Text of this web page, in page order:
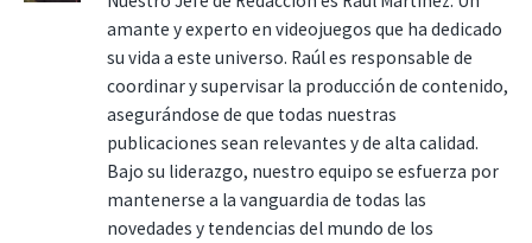
amante y experto en videojuegos que ha dedicado
su vida a este universo. Raúl es responsable de
coordinar y supervisar la producción de contenido,
asegurándose de que todas nuestras
publicaciones sean relevantes y de alta calidad.
Bajo su liderazgo, nuestro equipo se esfuerza por
mantenerse a la vanguardia de todas las
novedades y tendencias del mundo de los